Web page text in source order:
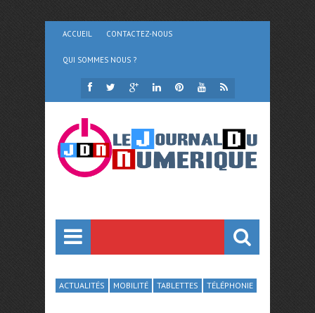
ACCUEIL CONTACTEZ-NOUS
QUI SOMMES NOUS ?
ACTUALITÉS MOBILITÉ TABLETTES TÉLÉPHONIE